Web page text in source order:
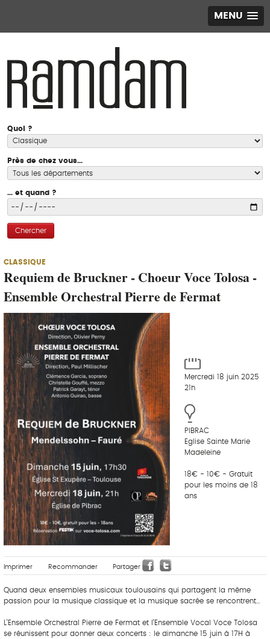
MENU
Quoi ?
Près de chez vous...
... et quand ?
Chercher
CLASSIQUE
Requiem de Bruckner - Choeur Voce Tolosa -
Ensemble Orchestral Pierre de Fermat
Mercredi 18 juin 2025
21h
PIBRAC
Eglise Sainte Marie
Madeleine
18€ - 10€ - Gratuit
pour les moins de 18
ans
Imprimer Recommander Partager
Quand deux ensembles musicaux toulousains qui partagent la même
passion pour la musique classique et la musique sacrée se rencontrent…
L’Ensemble Orchestral Pierre de Fermat et l’Ensemble Vocal Voce Tolosa
se réunissent pour donner deux concerts : le dimanche 15 juin à 17H à